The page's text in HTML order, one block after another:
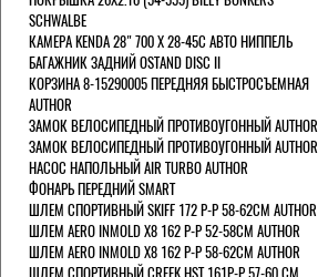
SCHWALBE
КАМЕРА KENDA 28" 700 Х 28-45С АВТО НИППЕЛЬ
БАГАЖНИК ЗАДНИЙ OSTAND DISC II
КОРЗИНА 8-15290005 ПЕРЕДНЯЯ БЫСТРОСЪЕМНАЯ
AUTHOR
ЗАМОК ВЕЛОСИПЕДНЫЙ ПРОТИВОУГОННЫЙ AUTHOR
ЗАМОК ВЕЛОСИПЕДНЫЙ ПРОТИВОУГОННЫЙ AUTHOR
НАСОС НАПОЛЬНЫЙ AIR TURBO AUTHOR
ФОНАРЬ ПЕРЕДНИЙ SMART
ШЛЕМ СПОРТИВНЫЙ SKIFF 172 Р-Р 58-62СМ AUTHOR
ШЛЕМ AERO INMOLD X8 162 Р-Р 52-58СМ AUTHOR
ШЛЕМ AERO INMOLD X8 162 Р-Р 58-62СМ AUTHOR
ШЛЕМ СПОРТИВНЫЙ CREEK HST 161Р-Р 57-60 СМ